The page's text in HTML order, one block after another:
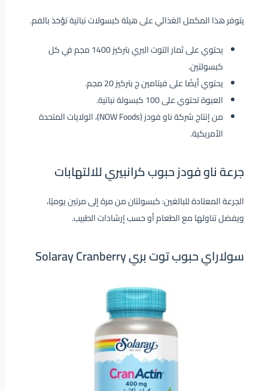
يتوفر هذا المكمل الغذائي على هيئة كبسولات نباتية تؤخذ بالفم.
يحتوي على ثمار التوت البري بتركيز 1400 مجم في كل
كبسولتين.
يحتوي أيضًا على فيتامين ج بتركيز 20 مجم.
العبوة تحتوي على 100 كبسولة نباتية.
من إنتاج شركة ناو فودز (NOW Foods)، الولايات المتحدة
الأمريكية.
جرعة ناو فودز حبوب كرانبيري للالتهابات
الجرعة المعتادة للبالغين: كبسولتان من مرة إلى مرتين يوميًا،
ويفضل تناولها مع الطعام أو حسب إرشادات الطبيب.
سولاراي حبوب توت بري Solaray Cranberry